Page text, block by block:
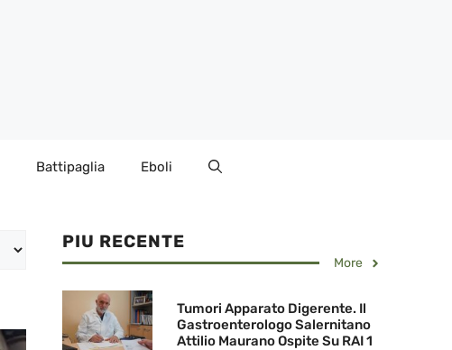
Battipaglia Eboli
PIU RECENTE
More
Tumori Apparato Digerente. Il
Gastroenterologo Salernitano
Attilio Maurano Ospite Su RAI 1